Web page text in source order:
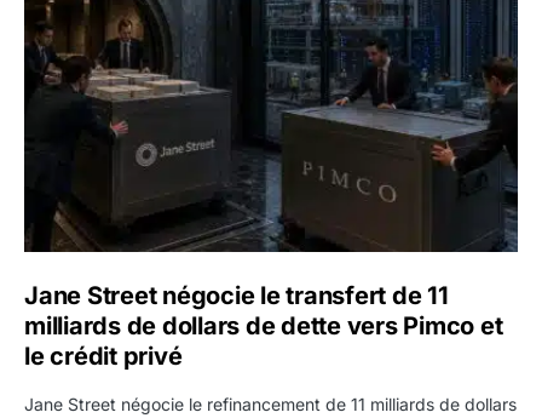
Jane Street négocie le transfert de 11
milliards de dollars de dette vers Pimco et
le crédit privé
Jane Street négocie le refinancement de 11 milliards de dollars